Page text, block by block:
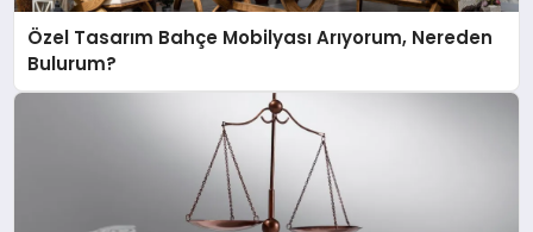
Özel Tasarım Bahçe Mobilyası Arıyorum, Nereden
Bulurum?